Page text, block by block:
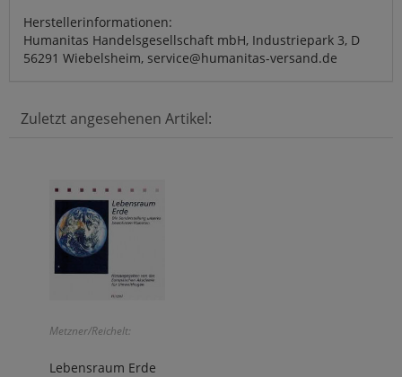
Herstellerinformationen:
Humanitas Handelsgesellschaft mbH, Industriepark 3, D
56291 Wiebelsheim, service@humanitas-versand.de
Zuletzt angesehenen Artikel:
Metzner/Reichelt:
Lebensraum Erde